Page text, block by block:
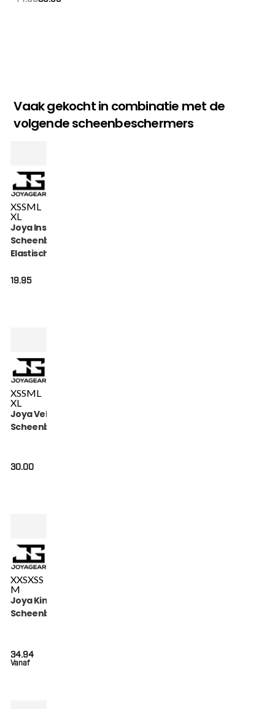
prijs
prijs
Vaak gekocht in combinatie met de
volgende scheenbeschermers
XSSML
XL
Joya Inschuif
Scheenbeschermer
Elastisch Katoen
19.95
XSSML
XL
Joya Velcro
Scheenbeschermer
30.00
XXSXSS
M
Joya Kinder Dolfijn
Scheenbeschermers
Vanaf
34.94